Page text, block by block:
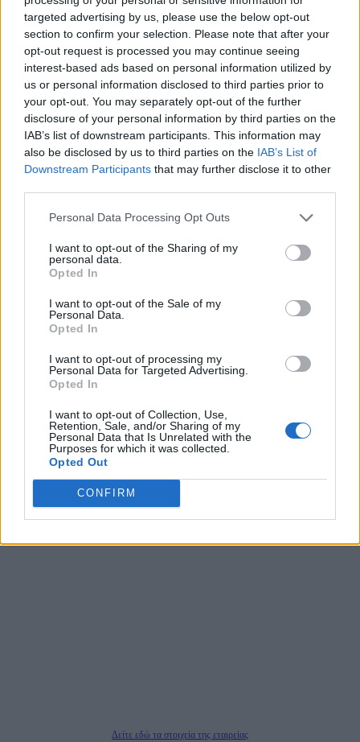
targeted advertising by us, please use the below opt-out
section to confirm your selection. Please note that after your
opt-out request is processed you may continue seeing
interest-based ads based on personal information utilized by
us or personal information disclosed to third parties prior to
your opt-out. You may separately opt-out of the further
disclosure of your personal information by third parties on the
IAB’s list of downstream participants. This information may
also be disclosed by us to third parties on the IAB’s List of
Downstream Participants that may further disclose it to other
Personal Data Processing Opt Outs
I want to opt-out of the Sharing of my
personal data.
Opted In
I want to opt-out of the Sale of my
Personal Data.
Opted In
I want to opt-out of processing my
Personal Data for Targeted Advertising.
Opted In
I want to opt-out of Collection, Use,
Retention, Sale, and/or Sharing of my
Personal Data that Is Unrelated with the
Purposes for which it was collected.
Opted Out
CONFIRM
Πλεύρης και πώς περνάει το καλοκαίρι ο
Τριαντόπουλος
09/08/2026
ΔΗΜΟΦΙΛΗ
Ιός Δυτικού Νείλου: Η Αττική στο επίκεντρο των
κρουσμάτων – Τι να προσέξετε
Γιατί τρίβει τα χέρια του ο Σαμαράς, τι ετοιμάζει ο
Πλεύρης και πώς περνάει το καλοκαίρι ο
Τριαντόπουλος
«Εστίας»: «Φαντασιόπληκτο ρεπορτάζ»
09/08/2026
Οι όροι που θέτει το Ιράν στις ΗΠΑ για τα Στενά
Ορμούζ – «Δεν θα ανοίξουν αν δεν γίνουν δεκτοί»
09/08/2026
Ποιοι γιορτάζουν σήμερα 9 Αυγούστου
09/08/2026
Μία ομάδα έμπειρων δημοσιογράφων δημιούργησαν πριν μερικά χρόνια το
τους τίτλους των ειδήσεων. Μαζί με μια μαχητική δημοσιογραφική ομάδα,
αποκαλύπτουν πολιτικά και παραπολιτικά θέματα, γράφουν επωνύμως την
άποψη τους, με γνώμονα τον ενημερωμένο αναγνώστη.
Δείτε εδώ τα στοιχεία της εταιρείας